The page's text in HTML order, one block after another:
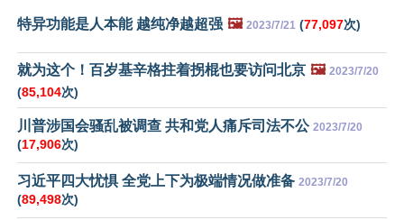
特异功能是人本能 越纯净越超强 🖼️ 2023/7/21 (77,097次)
就为这个！百岁基辛格拄着拐棍也要访问北京 🖼️ 2023/7/20
(85,104次)
川普涉国会骚乱被调查 共和党人痛斥司法不公 2023/7/20
(17,906次)
习近平四大忧惧 全党上下为极端情况做准备 2023/7/20
(89,498次)